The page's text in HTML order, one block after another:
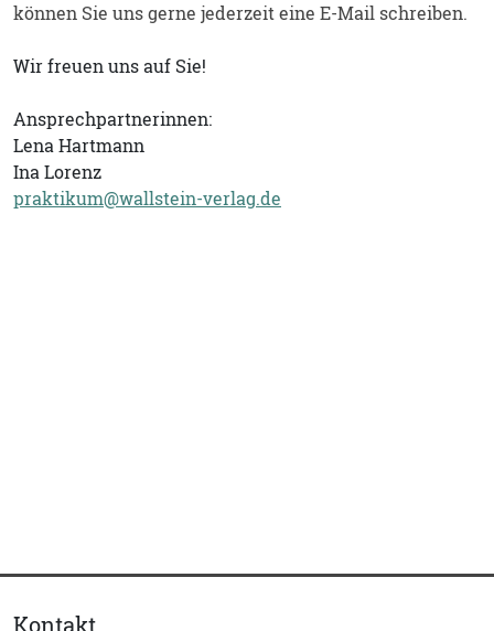
können Sie uns gerne jederzeit eine E-Mail schreiben.
Wir freuen uns auf Sie!
Ansprechpartnerinnen:
Lena Hartmann
Ina Lorenz
praktikum@wallstein-verlag.de
Kontakt